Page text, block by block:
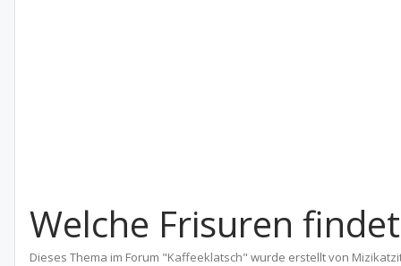
Welche Frisuren
Dieses Thema im Forum "Kaffeeklatsch" wurde erstellt von